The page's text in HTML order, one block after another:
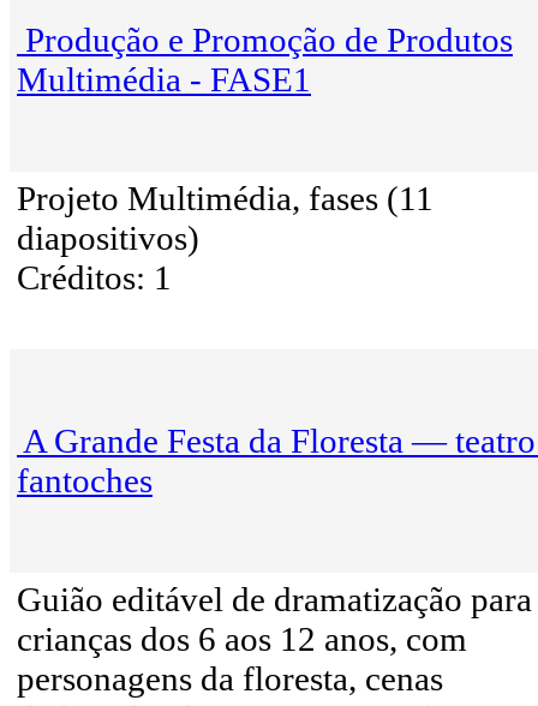
Produção e Promoção de Produtos
Multimédia - FASE1
Projeto Multimédia, fases (11
diapositivos)
Créditos: 1
A Grande Festa da Floresta —
fantoches
Guião editável de dramatização para
crianças dos 6 aos 12 anos, com
personagens da floresta, cenas